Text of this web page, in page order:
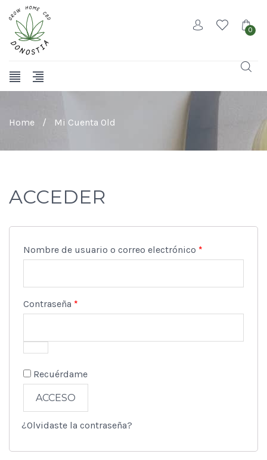
0
Home / Mi Cuenta Old
ACCEDER
Nombre de usuario o correo electrónico *
Contraseña *
Recuérdame
ACCESO
¿Olvidaste la contraseña?